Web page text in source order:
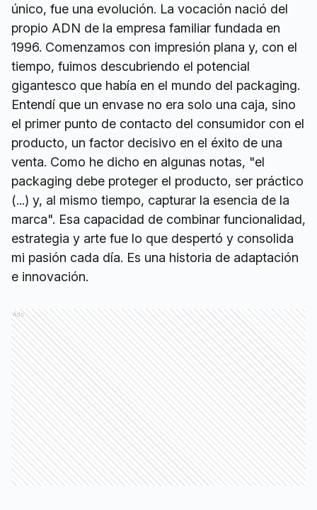
único, fue una evolución. La vocación nació del
propio ADN de la empresa familiar fundada en
1996. Comenzamos con impresión plana y, con el
tiempo, fuimos descubriendo el potencial
gigantesco que había en el mundo del packaging.
Entendí que un envase no era solo una caja, sino
el primer punto de contacto del consumidor con el
producto, un factor decisivo en el éxito de una
venta. Como he dicho en algunas notas, "el
packaging debe proteger el producto, ser práctico
(...) y, al mismo tiempo, capturar la esencia de la
marca". Esa capacidad de combinar funcionalidad,
estrategia y arte fue lo que despertó y consolida
mi pasión cada día. Es una historia de adaptación
e innovación.
Ads